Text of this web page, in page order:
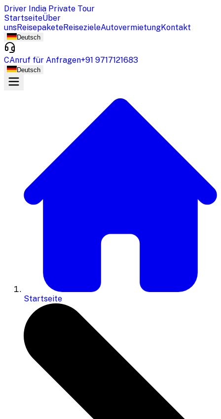
Driver India Private Tour
StartseiteÜber
unsReisepaketeReisezieleAutovermietungKontakt
Deutsch
CAnruf für Anfragen+91 9717121683
Deutsch
Startseite